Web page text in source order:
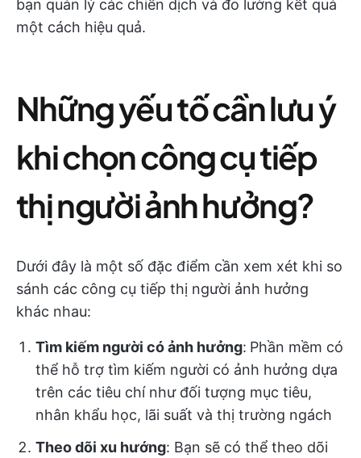
bạn quản lý các chiến dịch và đo lường kết quả
một cách hiệu quả.
Những yếu tố cần lưu ý
khi chọn công cụ tiếp
thị người ảnh hưởng?
Dưới đây là một số đặc điểm cần xem xét khi so
sánh các công cụ tiếp thị người ảnh hưởng
khác nhau:
Tìm kiếm người có ảnh hưởng: Phần mềm có
thể hỗ trợ tìm kiếm người có ảnh hưởng dựa
trên các tiêu chí như đối tượng mục tiêu,
nhân khẩu học, lãi suất và thị trường ngách
Theo dõi xu hướng: Bạn sẽ có thể theo dõi